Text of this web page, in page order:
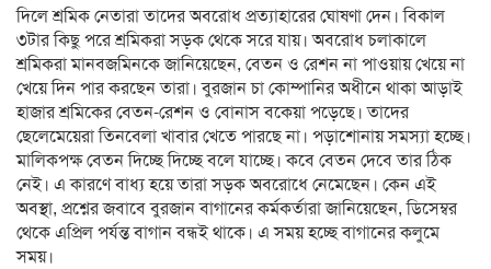
দিলে শ্রমিক নেতারা তাদের অবরোধ প্রত্যাহারের ঘোষণা দেন। বিকাল
৩টার কিছু পরে শ্রমিকরা সড়ক থেকে সরে যায়। অবরোধ চলাকালে
শ্রমিকরা মানবজমিনকে জানিয়েছেন, বেতন ও রেশন না পাওয়ায় খেয়ে না
খেয়ে দিন পার করছেন তারা। বুরজান চা কোম্পানির অধীনে থাকা আড়াই
হাজার শ্রমিকের বেতন-রেশন ও বোনাস বকেয়া পড়েছে। তাদের
ছেলেমেয়েরা তিনবেলা খাবার খেতে পারছে না। পড়াশোনায় সমস্যা হচ্ছে।
মালিকপক্ষ বেতন দিচ্ছে দিচ্ছে বলে যাচ্ছে। কবে বেতন দেবে তার ঠিক
নেই। এ কারণে বাধ্য হয়ে তারা সড়ক অবরোধে নেমেছেন। কেন এই
অবস্থা, প্রশ্নের জবাবে বুরজান বাগানের কর্মকর্তারা জানিয়েছেন, ডিসেম্বর
থেকে এপ্রিল পর্যন্ত বাগান বন্ধই থাকে। এ সময় হচ্ছে বাগানের কলুমে
সময়।